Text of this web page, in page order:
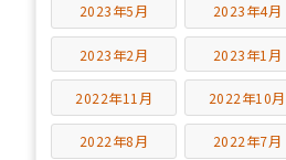
2023年5月 2023年4月
2023年2月 2023年1月
2022年11月 2022年10月
2022年8月 2022年7月